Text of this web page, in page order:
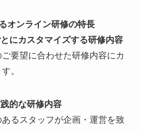
オンライン研修の特長
にカスタマイズする研修内容
要望に合わせた研修内容にカ
。
的な研修内容
るスタッフが企画・運営を致